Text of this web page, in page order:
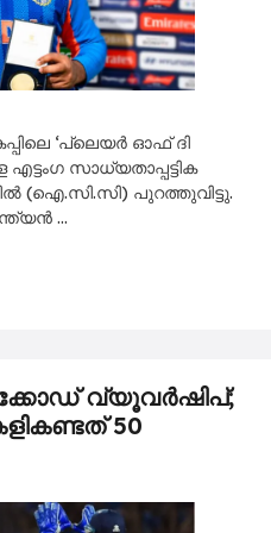
‘പ്ലെയർ ഓഫ് ദി
സാധ്യതാപ്പട്ടിക
(ഐ.സി.സി) പുറത്തുവിട്ടു.
…
വ്യൂവർഷിപ്;
50